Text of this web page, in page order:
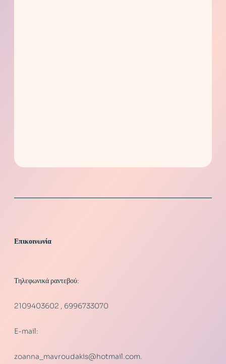
Επικοινωνία
Τηλεφωνικά ραντεβού:
2109403602 , 6996733070
E-mail:
zoanna_mavroudakis@hotmail.com.